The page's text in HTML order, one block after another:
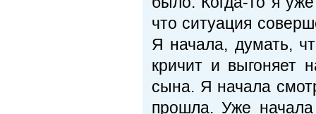
что ситуация
Я начала, думать,
кричит и выгоняет
сына. Я начала
прошла. Уже